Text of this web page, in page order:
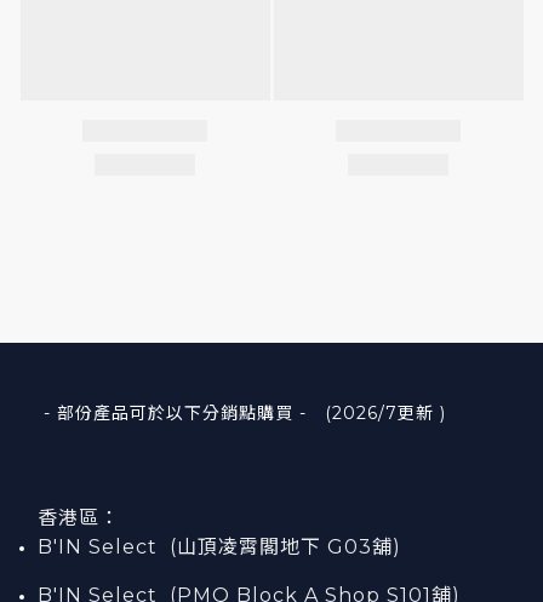
- 部份產品可於以下分銷點購買 - (2026/7更新 )
香港區：
B'IN Select (山頂凌霄閣地下 G03舖)
B'IN Select (PMQ Block A Shop S101舖)